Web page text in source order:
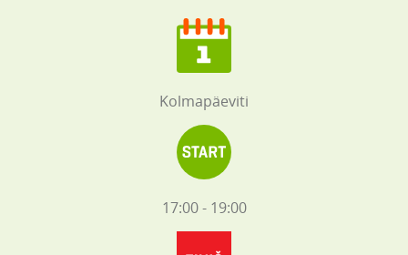
Kolmapäeviti
17:00 - 19:00